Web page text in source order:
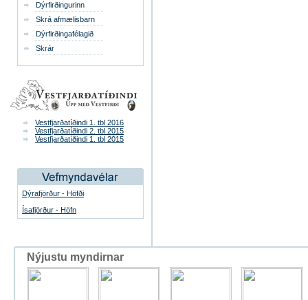
Dýrfirðingurinn
Skrá afmælisbarn
Dýrfirðingafélagið
Skrár
Vestfjarðatíðindi 1. tbl 2016
Vestfjarðatíðindi 2. tbl 2015
Vestfjarðatíðindi 1. tbl 2015
Dýrafjörður - Höfði
Ísafjörður - Höfn
Nýjustu myndirnar